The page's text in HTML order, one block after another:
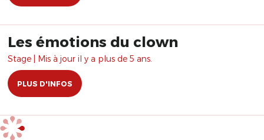
Les émotions du clown
Stage | Mis à jour il y a plus de 5 ans.
PLUS D'INFOS